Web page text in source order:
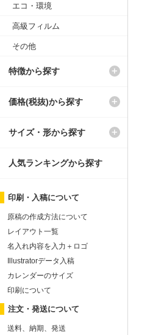
エコ・環境
高級フィルム
その他
特徴から探す
価格(税抜)から探す
サイズ・形から探す
人気ランキングから探す
印刷・入稿について
原稿の作成方法について
レイアウト一覧
名入れ内容を入力＋ロゴ
Illustratorデータ入稿
カレンダーのサイズ
印刷について
注文・発送について
送料、納期、発送